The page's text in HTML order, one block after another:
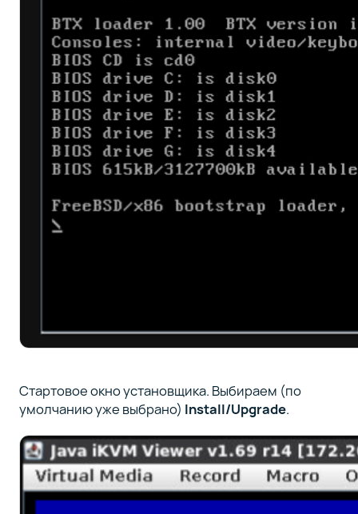
Стартовое окно установщика. Выбираем (по
умолчанию уже выбрано) Install/Upgrade.